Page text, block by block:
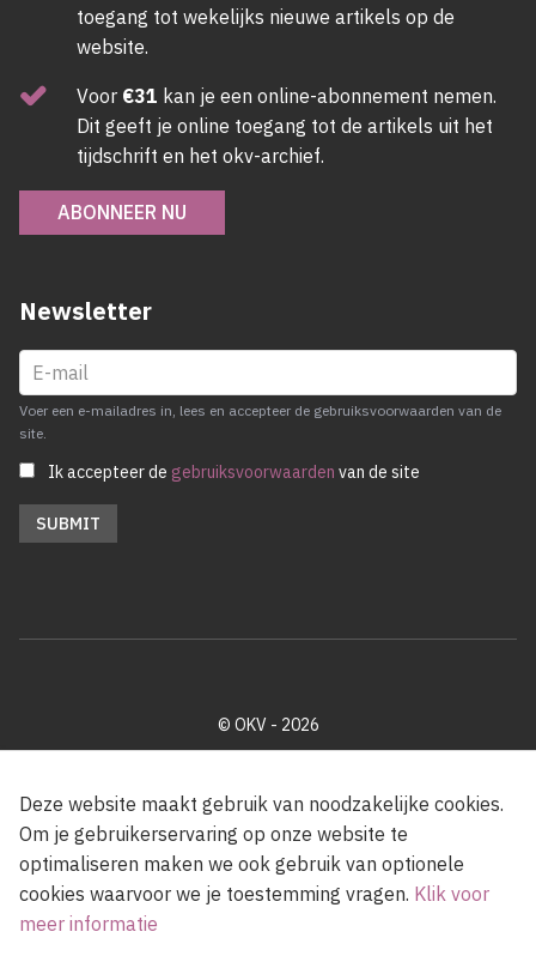
toegang tot wekelijks nieuwe artikels op de
website.
Voor €31 kan je een online-abonnement nemen.
Dit geeft je online toegang tot de artikels uit het
tijdschrift en het okv-archief.
ABONNEER NU
Newsletter
Voer een e-mailadres in, lees en accepteer de gebruiksvoorwaarden van de
site.
Ik accepteer de gebruiksvoorwaarden van de site
© OKV - 2026
Met steun van de Vlaamse Gemeenschap
Deze website maakt gebruik van noodzakelijke cookies.
Om je gebruikerservaring op onze website te
optimaliseren maken we ook gebruik van optionele
cookies waarvoor we je toestemming vragen. Klik voor
meer informatie